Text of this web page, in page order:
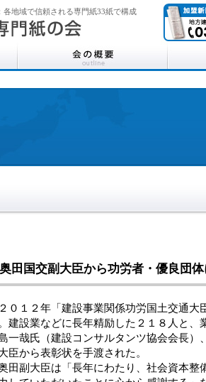
各地域で信頼される専門紙33紙で構成
奥田国交副大臣から功労者・優良団
０１２年「建設事業関係功労国土交通大
建設業などに長年精励した２１８人と、
一哉氏（建設コンサルタンツ協会会長
臣から表彰状を手渡された。
田副大臣は「長年にわたり、社会資本整